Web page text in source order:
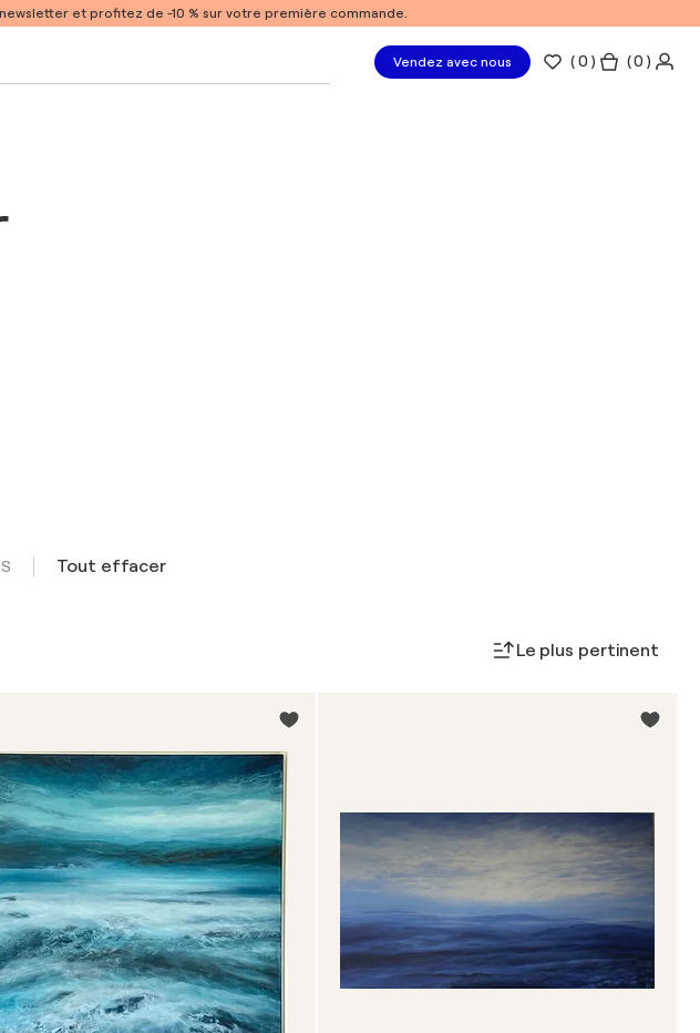
et profitez de -10 % sur votre première commande.
Vendez avec nous (0 ) ( 0 )
Tout effacer
Le plus pertinent